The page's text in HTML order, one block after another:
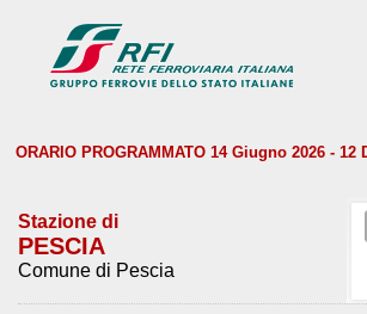
ORARIO PROGRAMMATO 14 Giugno 2026 - 12
Stazione di
PESCIA
Comune di Pescia